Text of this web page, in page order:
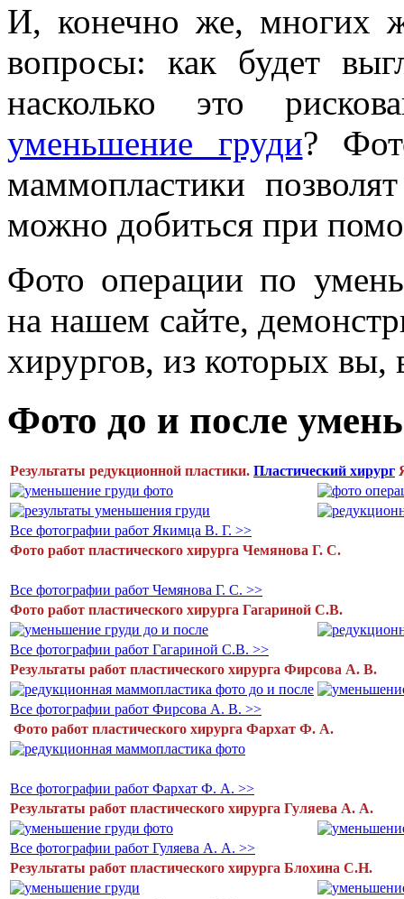
И, конечно же, многих
вопросы: как будет
насколько это
уменьшение груди?
маммопластики
можно добиться при
Фото операции по
на нашем сайте,
хирургов, из которых вы,
Фото до и после
Результаты редукционной пластики. Пластический хирург
Все фотографии работ Якимца В. Г. >>
Фото работ пластического хирурга Чемянова Г. С.
Все фотографии работ Чемянова Г. С. >>
Фото работ пластического хирурга Гагариной С.В.
Все фотографии работ Гагариной С.В. >>
Результаты работ пластического хирурга Фирсова А. В.
Все фотографии работ Фирсова А. В. >>
Фото работ пластического хирурга Фархат Ф. А.
Все фотографии работ Фархат Ф. А. >>
Результаты работ пластического хирурга Гуляева А. А.
Все фотографии работ Гуляева А. А. >>
Результаты работ пластического хирурга Блохина С.Н.